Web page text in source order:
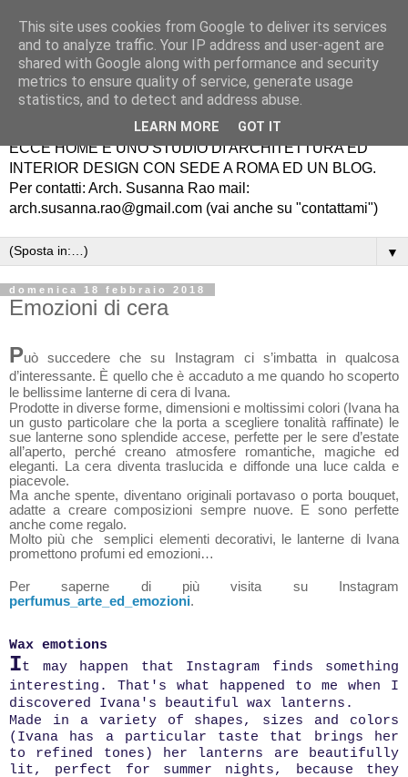
ECCE HOME É UNO STUDIO DI ARCHITETTURA ED
INTERIOR DESIGN CON SEDE A ROMA ED UN BLOG.
Per contatti: Arch. Susanna Rao mail:
arch.susanna.rao@gmail.com (vai anche su "contattami")
▼
domenica 18 febbraio 2018
Emozioni di cera
Può succedere che su Instagram ci s’imbatta in qualcosa
d’interessante. È quello che è accaduto a me quando ho scoperto
le bellissime lanterne di cera di Ivana.
Prodotte in diverse forme, dimensioni e moltissimi colori (Ivana ha
un gusto particolare che la porta a scegliere tonalità raffinate) le
sue lanterne sono splendide accese, perfette per le sere d’estate
all’aperto, perché creano atmosfere romantiche, magiche ed
eleganti. La cera diventa traslucida e diffonde una luce calda e
piacevole.
Ma anche spente, diventano originali portavaso o porta bouquet,
adatte a creare composizioni sempre nuove. E sono perfette
anche come regalo.
Molto più che semplici elementi decorativi, le lanterne di Ivana
promettono profumi ed emozioni…
Per saperne di più visita su Instagram
perfumus_arte_ed_emozioni.
Wax emotions
It may happen that Instagram finds something
interesting. That's what happened to me when I
discovered Ivana's beautiful wax lanterns.
Made in a variety of shapes, sizes and colors
(Ivana has a particular taste that brings her
to refined tones) her lanterns are beautifully
lit, perfect for summer nights, because they
This site uses cookies from Google to deliver its services
and to analyze traffic. Your IP address and user-agent are
shared with Google along with performance and security
metrics to ensure quality of service, generate usage
statistics, and to detect and address abuse.
LEARN MORE GOT IT